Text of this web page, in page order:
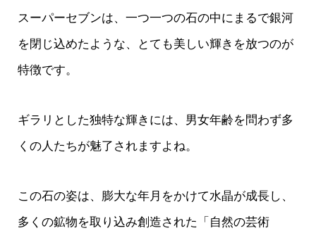
スーパーセブンは、一つ一つの石の中にまるで銀河
を閉じ込めたような、とても美しい輝きを放つのが
特徴です。
ギラリとした独特な輝きには、男女年齢を問わず多
くの人たちが魅了されますよね。
この石の姿は、膨大な年月をかけて水晶が成長し、
多くの鉱物を取り込み創造された「自然の芸術